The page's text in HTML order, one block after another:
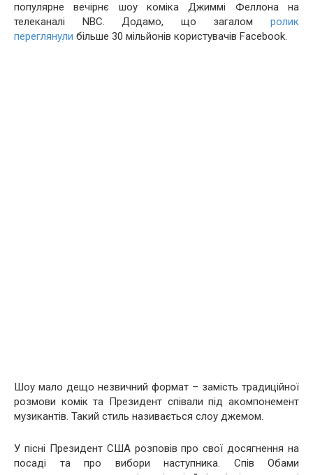
популярне вечірнє шоу коміка Джиммі Феллона на
телеканалі NBC. Додамо, що загалом ролик
переглянули більше 30 мільйонів користувачів Facebook.
Шоу мало дещо незвичний формат – замість традиційної
розмови комік та Президент співали під акомпонемент
музикантів. Такий стиль називається слоу джемом.
У пісні Президент США розповів про свої досягнення на
посаді та про вибори наступника. Спів Обами